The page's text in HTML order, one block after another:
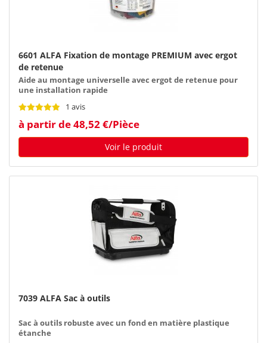
6601 ALFA Fixation de montage PREMIUM avec ergot
de retenue
Aide au montage universelle avec ergot de retenue pour
une installation rapide
1 avis
à partir de 48,52 €/Pièce
Voir le produit
7039 ALFA Sac à outils
Sac à outils robuste avec un fond en matière plastique
étanche